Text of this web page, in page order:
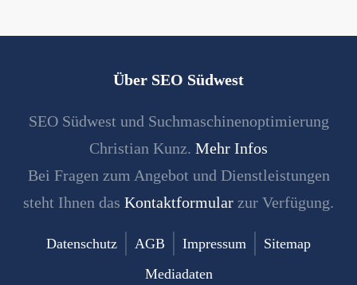
Über SEO Südwest
SEO Südwest und Suchmaschinenoptimierung
Christian Kunz. Mehr Infos
Bei Fragen zum Angebot und Dienstleistungen
steht Ihnen das Kontaktformular zur Verfügung.
Datenschutz AGB Impressum
Sitemap
Mediadaten